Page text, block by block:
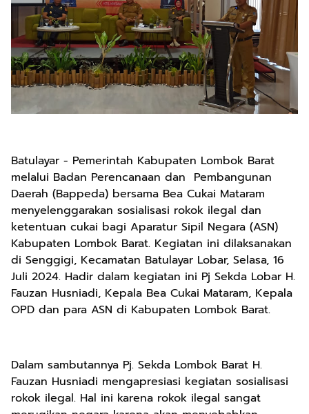
Batulayar - Pemerintah Kabupaten Lombok Barat
melalui Badan Perencanaan dan Pembangunan
Daerah (Bappeda) bersama Bea Cukai Mataram
menyelenggarakan sosialisasi rokok ilegal dan
ketentuan cukai bagi Aparatur Sipil Negara (ASN)
Kabupaten Lombok Barat. Kegiatan ini dilaksanakan
di Senggigi, Kecamatan Batulayar Lobar, Selasa, 16
Juli 2024. Hadir dalam kegiatan ini Pj Sekda Lobar H.
Fauzan Husniadi, Kepala Bea Cukai Mataram, Kepala
OPD dan para ASN di Kabupaten Lombok Barat.
Dalam sambutannya Pj. Sekda Lombok Barat H.
Fauzan Husniadi mengapresiasi kegiatan sosialisasi
rokok ilegal. Hal ini karena rokok ilegal sangat